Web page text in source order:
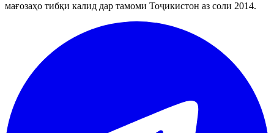
мағозаҳо тибқи калид дар тамоми Тоҷикистон аз соли 2014.